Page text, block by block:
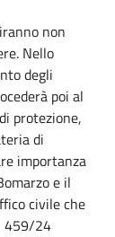
non
Nello
degli
poi al
protezione,
di
importanza
e il
civile che
459/24